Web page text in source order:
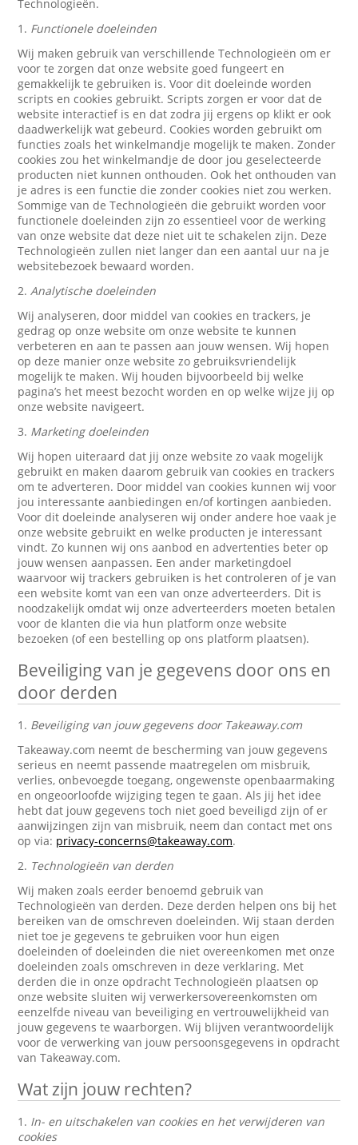
Technologieën.
1. Functionele doeleinden
Wij maken gebruik van verschillende Technologieën om er
voor te zorgen dat onze website goed fungeert en
gemakkelijk te gebruiken is. Voor dit doeleinde worden
scripts en cookies gebruikt. Scripts zorgen er voor dat de
website interactief is en dat zodra jij ergens op klikt er ook
daadwerkelijk wat gebeurd. Cookies worden gebruikt om
functies zoals het winkelmandje mogelijk te maken. Zonder
cookies zou het winkelmandje de door jou geselecteerde
producten niet kunnen onthouden. Ook het onthouden van
je adres is een functie die zonder cookies niet zou werken.
Sommige van de Technologieën die gebruikt worden voor
functionele doeleinden zijn zo essentieel voor de werking
van onze website dat deze niet uit te schakelen zijn. Deze
Technologieën zullen niet langer dan een aantal uur na je
websitebezoek bewaard worden.
2.Analytische doeleinden
Wij analyseren, door middel van cookies en trackers, je
gedrag op onze website om onze website te kunnen
verbeteren en aan te passen aan jouw wensen. Wij hopen
op deze manier onze website zo gebruiksvriendelijk
mogelijk te maken. Wij houden bijvoorbeeld bij welke
pagina’s het meest bezocht worden en op welke wijze jij op
onze website navigeert.
3. Marketing doeleinden
Wij hopen uiteraard dat jij onze website zo vaak mogelijk
gebruikt en maken daarom gebruik van cookies en trackers
om te adverteren. Door middel van cookies kunnen wij voor
jou interessante aanbiedingen en/of kortingen aanbieden.
Voor dit doeleinde analyseren wij onder andere hoe vaak je
onze website gebruikt en welke producten je interessant
vindt. Zo kunnen wij ons aanbod en advertenties beter op
jouw wensen aanpassen. Een ander marketingdoel
waarvoor wij trackers gebruiken is het controleren of je van
een website komt van een van onze adverteerders. Dit is
noodzakelijk omdat wij onze adverteerders moeten betalen
voor de klanten die via hun platform onze website
bezoeken (of een bestelling op ons platform plaatsen).
Beveiliging van je gegevens door ons en
door derden
1. Beveiliging van jouw gegevens door Takeaway.com
Takeaway.com neemt de bescherming van jouw gegevens
serieus en neemt passende maatregelen om misbruik,
verlies, onbevoegde toegang, ongewenste openbaarmaking
en ongeoorloofde wijziging tegen te gaan. Als jij het idee
hebt dat jouw gegevens toch niet goed beveiligd zijn of er
aanwijzingen zijn van misbruik, neem dan contact met ons
op via: privacy-concerns@takeaway.com.
2. Technologieën van derden
Wij maken zoals eerder benoemd gebruik van
Technologieën van derden. Deze derden helpen ons bij het
bereiken van de omschreven doeleinden. Wij staan derden
niet toe je gegevens te gebruiken voor hun eigen
doeleinden of doeleinden die niet overeenkomen met onze
doeleinden zoals omschreven in deze verklaring. Met
derden die in onze opdracht Technologieën plaatsen op
onze website sluiten wij verwerkersovereenkomsten om
eenzelfde niveau van beveiliging en vertrouwelijkheid van
jouw gegevens te waarborgen. Wij blijven verantwoordelijk
voor de verwerking van jouw persoonsgegevens in opdracht
van Takeaway.com.
Wat zijn jouw rechten?
1. In- en uitschakelen van cookies en het verwijderen van
cookies